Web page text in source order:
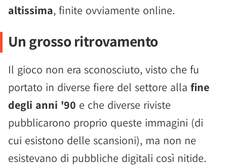
altissima, finite ovviamente online.
Un grosso ritrovamento
Il gioco non era sconosciuto, visto che fu
portato in diverse fiere del settore alla fine
degli anni '90 e che diverse riviste
pubblicarono proprio queste immagini (di
cui esistono delle scansioni), ma non ne
esistevano di pubbliche digitali così nitide.